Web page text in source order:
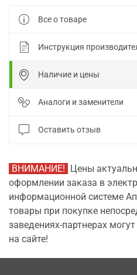
Все о товаре
Инструкция
Наличие и цены
Аналоги и заменители
Оставить отзыв
ВНИМАНИЕ! Цены
оформлении заказа в
информационной системе
товары при покупке
заведениях-партнерах
на сайте!